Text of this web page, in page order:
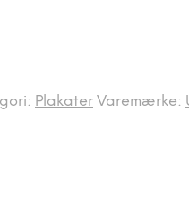
Plakater Varemærke: